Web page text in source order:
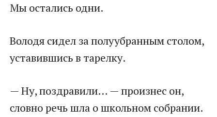
Мы остались одни.
Володя сидел за полуубранным столом,
уставившись в тарелку.
— Ну, поздравили… — произнес он,
словно речь шла о школьном собрании.